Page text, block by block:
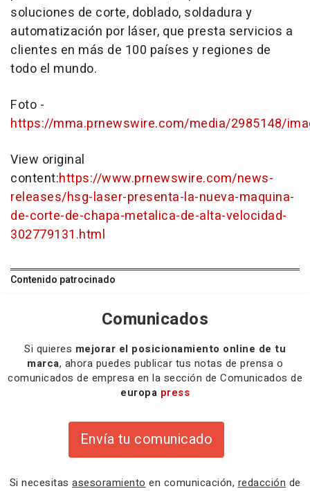
soluciones de corte, doblado, soldadura y
automatización por láser, que presta servicios a
clientes en más de 100 países y regiones de
todo el mundo.
Foto -
https://mma.prnewswire.com/media/2985148/
View original
content:https://www.prnewswire.com/news-
releases/hsg-laser-presenta-la-nueva-maquina-
de-corte-de-chapa-metalica-de-alta-velocidad-
302779131.html
Contenido patrocinado
Comunicados
Si quieres mejorar el posicionamiento online de tu
marca, ahora puedes publicar tus notas de prensa o
comunicados de empresa en la sección de Comunicados de
europa press
Envía tu comunicado
Si necesitas asesoramiento en comunicación, redacción de